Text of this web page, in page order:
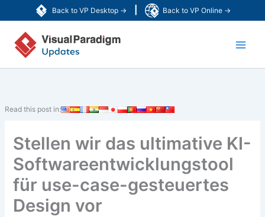
Back to VP Desktop → Back to VP Online →
Inhalt
springen
Read this post in:
Stellen wir das ultimative KI-
Softwareentwicklungstool
für use-case-gesteuertes
Design vor